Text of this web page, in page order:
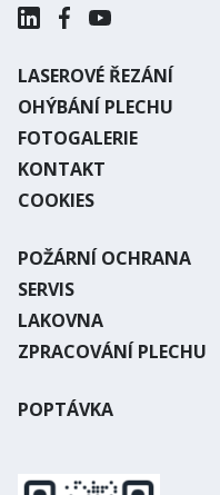
LASEROVÉ ŘEZÁNÍ
OHÝBÁNÍ PLECHU
FOTOGALERIE
KONTAKT
COOKIES
POŽÁRNÍ OCHRANA
SERVIS
LAKOVNA
ZPRACOVÁNÍ PLECHU
POPTÁVKA